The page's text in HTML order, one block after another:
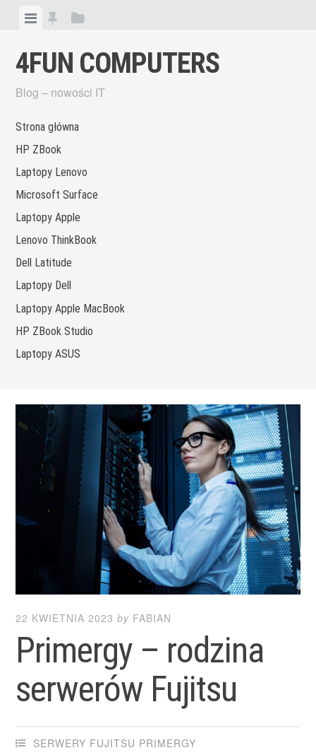
Skip
content
ViewView
posts
View
4FUN COMPUTERS
Blog – nowości IT
Strona główna
HP ZBook
Laptopy Lenovo
Microsoft Surface
Laptopy Apple
Lenovo ThinkBook
Dell Latitude
Laptopy Dell
Laptopy Apple MacBook
HP ZBook Studio
Laptopy ASUS
22 KWIETNIA 2023 by FABIAN
Primergy – rodzina
serwerów Fujitsu
SERWERY FUJITSU PRIMERGY